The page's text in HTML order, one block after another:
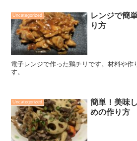
Uncategorized
レンジで簡
り方
電子レンジで作った鶏チリです。材料や作
す。
Uncategorized
簡単！美味
めの作り方